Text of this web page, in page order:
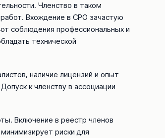
Членство в таком
Вхождение в СРО зачастую
соблюдения профессиональных и
технической
наличие лицензий и опыт
к членству в ассоциации
Включение в реестр членов
риски для